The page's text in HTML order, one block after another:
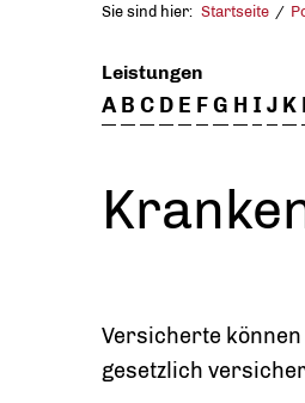
Sie sind hier: Startseite
Leistungen
A B C D E FG H I J K
Versicherte
gesetzlich